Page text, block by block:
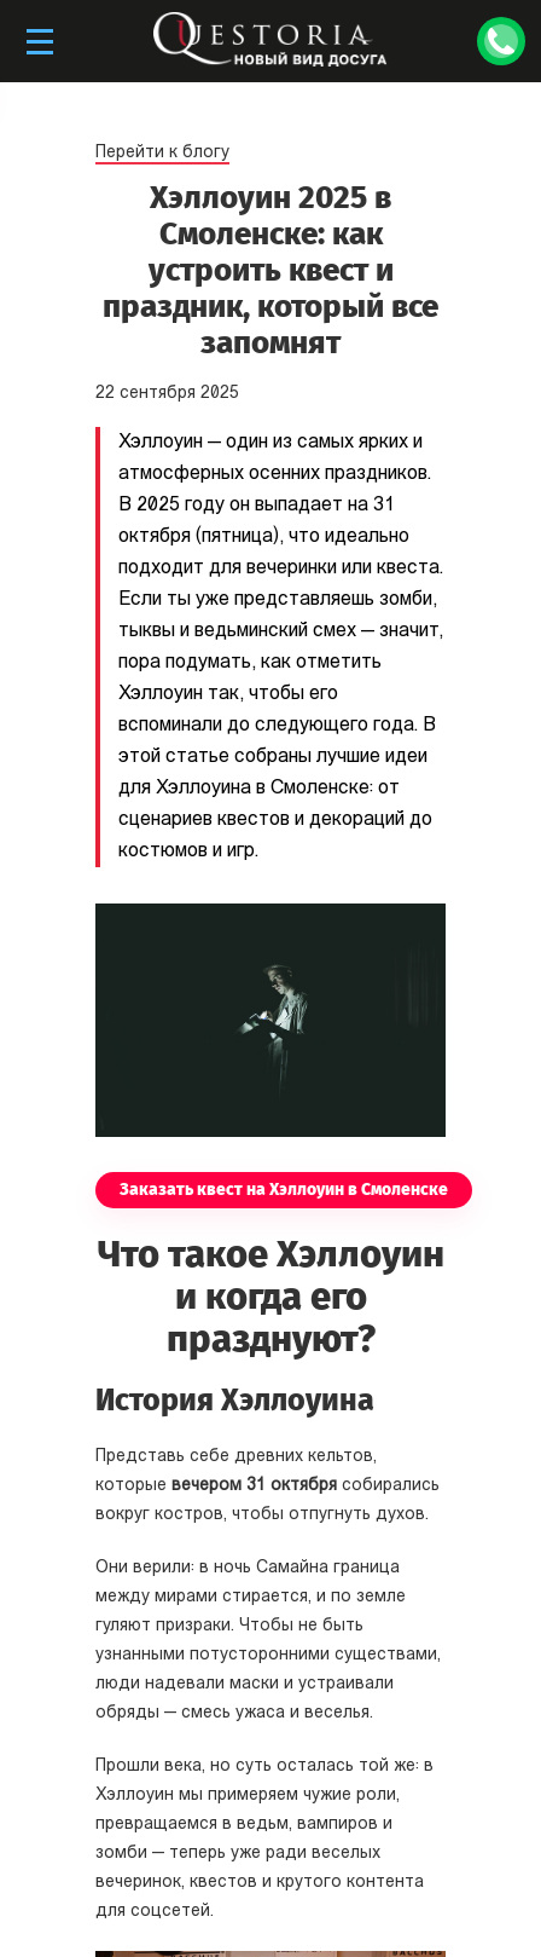
Перейти к блогу
Хэллоуин 2025 в
Смоленске: как
устроить квест и
праздник, который все
запомнят
22 сентября 2025
Хэллоуин — один из самых ярких и
атмосферных осенних праздников.
В 2025 году он выпадает на 31
октября (пятница), что идеально
подходит для вечеринки или квеста.
Если ты уже представляешь зомби,
тыквы и ведьминский смех — значит,
пора подумать, как отметить
Хэллоуин так, чтобы его
вспоминали до следующего года. В
этой статье собраны лучшие идеи
для Хэллоуина в Смоленске: от
сценариев квестов и декораций до
костюмов и игр.
Заказать квест на Хэллоуин в Смоленске
Что такое Хэллоуин
и когда его
празднуют?
История Хэллоуина
Представь себе древних кельтов,
которые вечером 31 октября собирались
вокруг костров, чтобы отпугнуть духов.
Они верили: в ночь Самайна граница
между мирами стирается, и по земле
гуляют призраки. Чтобы не быть
узнанными потусторонними существами,
люди надевали маски и устраивали
обряды — смесь ужаса и веселья.
Прошли века, но суть осталась той же: в
Хэллоуин мы примеряем чужие роли,
превращаемся в ведьм, вампиров и
зомби — теперь уже ради веселых
вечеринок, квестов и крутого контента
для соцсетей.